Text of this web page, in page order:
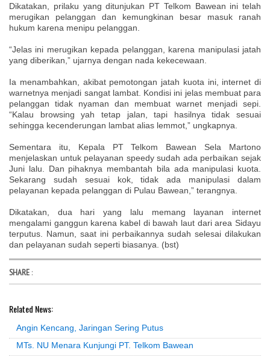
Dikatakan, prilaku yang ditunjukan PT Telkom Bawean ini telah
merugikan pelanggan dan kemungkinan besar masuk ranah
hukum karena menipu pelanggan.
“Jelas ini merugikan kepada pelanggan, karena manipulasi jatah
yang diberikan,” ujarnya dengan nada kekecewaan.
Ia menambahkan, akibat pemotongan jatah kuota ini, internet di
warnetnya menjadi sangat lambat. Kondisi ini jelas membuat para
pelanggan tidak nyaman dan membuat warnet menjadi sepi.
“Kalau browsing yah tetap jalan, tapi hasilnya tidak sesuai
sehingga kecenderungan lambat alias lemmot,” ungkapnya.
Sementara itu, Kepala PT Telkom Bawean Sela Martono
menjelaskan untuk pelayanan speedy sudah ada perbaikan sejak
Juni lalu. Dan pihaknya membantah bila ada manipulasi kuota.
Sekarang sudah sesuai kok, tidak ada manipulasi dalam
pelayanan kepada pelanggan di Pulau Bawean,” terangnya.
Dikatakan, dua hari yang lalu memang layanan internet
mengalami ganggun karena kabel di bawah laut dari area Sidayu
terputus. Namun, saat ini perbaikannya sudah selesai dilakukan
dan pelayanan sudah seperti biasanya. (bst)
SHARE :
Related News:
Angin Kencang, Jaringan Sering Putus
MTs. NU Menara Kunjungi PT. Telkom Bawean